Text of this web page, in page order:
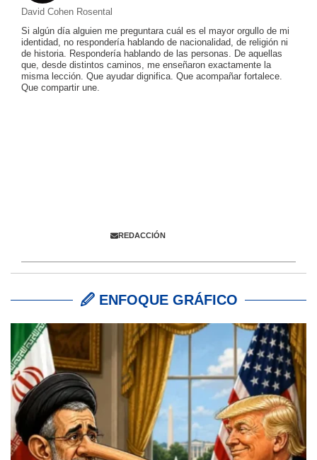
David Cohen Rosental
Si algún día alguien me preguntara cuál es el mayor orgullo de mi
identidad, no respondería hablando de nacionalidad, de religión ni
de historia. Respondería hablando de las personas. De aquellas
que, desde distintos caminos, me enseñaron exactamente la
misma lección. Que ayudar dignifica. Que acompañar fortalece.
Que compartir une.
REDACCIÓN
🖉 ENFOQUE GRÁFICO